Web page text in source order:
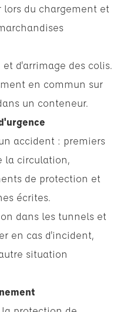
lors du chargement et
d'arrimage des colis.
en commun sur
un conteneur.
accident : premiers
la circulation,
de protection et
écrites.
dans les tunnels et
en cas d'incident,
situation